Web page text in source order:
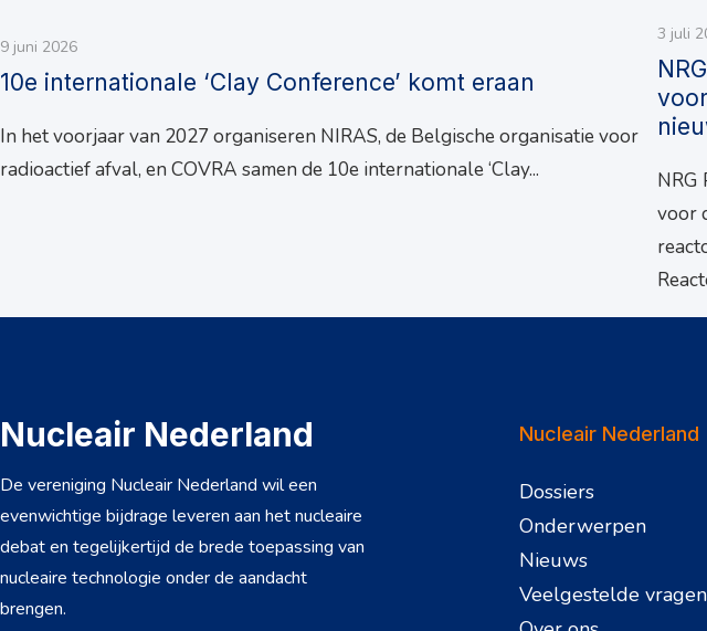
10e internationale ‘Clay Conference’ komt eraan
9 juni 2026
In het voorjaar van 2027 organiseren NIRAS, de Belgische organisatie voor
radioactief afval, en COVRA samen de 10e internationale ‘Clay...
3 juli
NRG
voor
Nucleair Nederland
De vereniging Nucleair Nederland wil een
evenwichtige bijdrage leveren aan het nucleaire
debat en tegelijkertijd de brede toepassing van
nucleaire technologie onder de aandacht
brengen.
Nucleair Nederland
Dossiers
Onderwerpen
Nieuws
Veelgestelde vragen